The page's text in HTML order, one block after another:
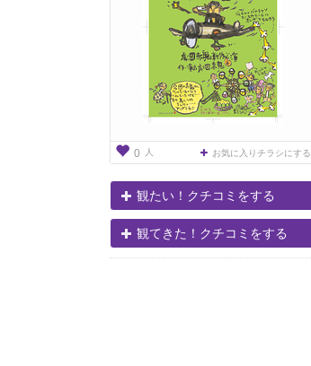
0 人 お気に入りチラシにする
観たい！クチコミをする
観てきた！クチコミをする